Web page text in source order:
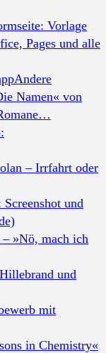
Vorlage
Pages und alle
Andere
Namen« von
– Irrfahrt oder
»Nö, mach ich
mit